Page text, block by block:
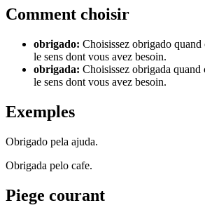
Comment choisir
obrigado: Choisissez obrigado quand
le sens dont vous avez besoin.
obrigada: Choisissez obrigada quand
le sens dont vous avez besoin.
Exemples
Obrigado pela ajuda.
Obrigada pelo cafe.
Piege courant